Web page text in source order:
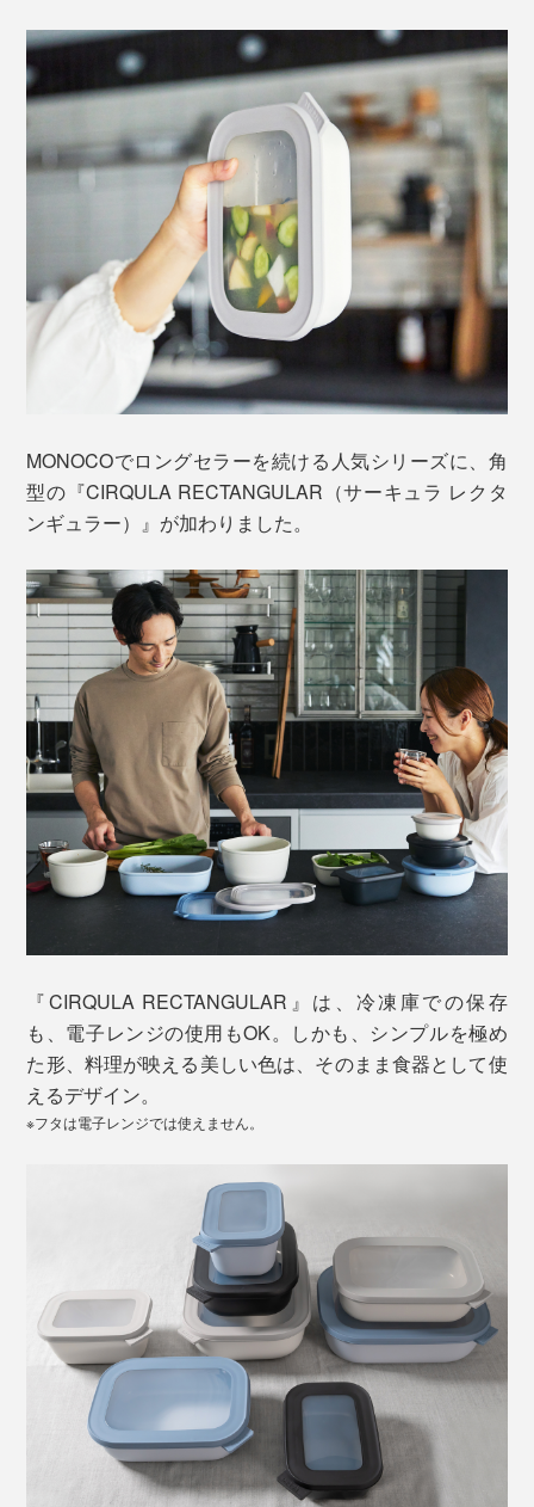
MONOCOでロングセラーを続ける人気シリーズに、角
型の『CIRQULA RECTANGULAR（サーキュラ レクタ
ンギュラー）』が加わりました。
『CIRQULA RECTANGULAR』は、冷凍庫での保存
も、電子レンジの使用もOK。しかも、シンプルを極め
た形、料理が映える美しい色は、そのまま食器として使
えるデザイン。
※フタは電子レンジでは使えません。